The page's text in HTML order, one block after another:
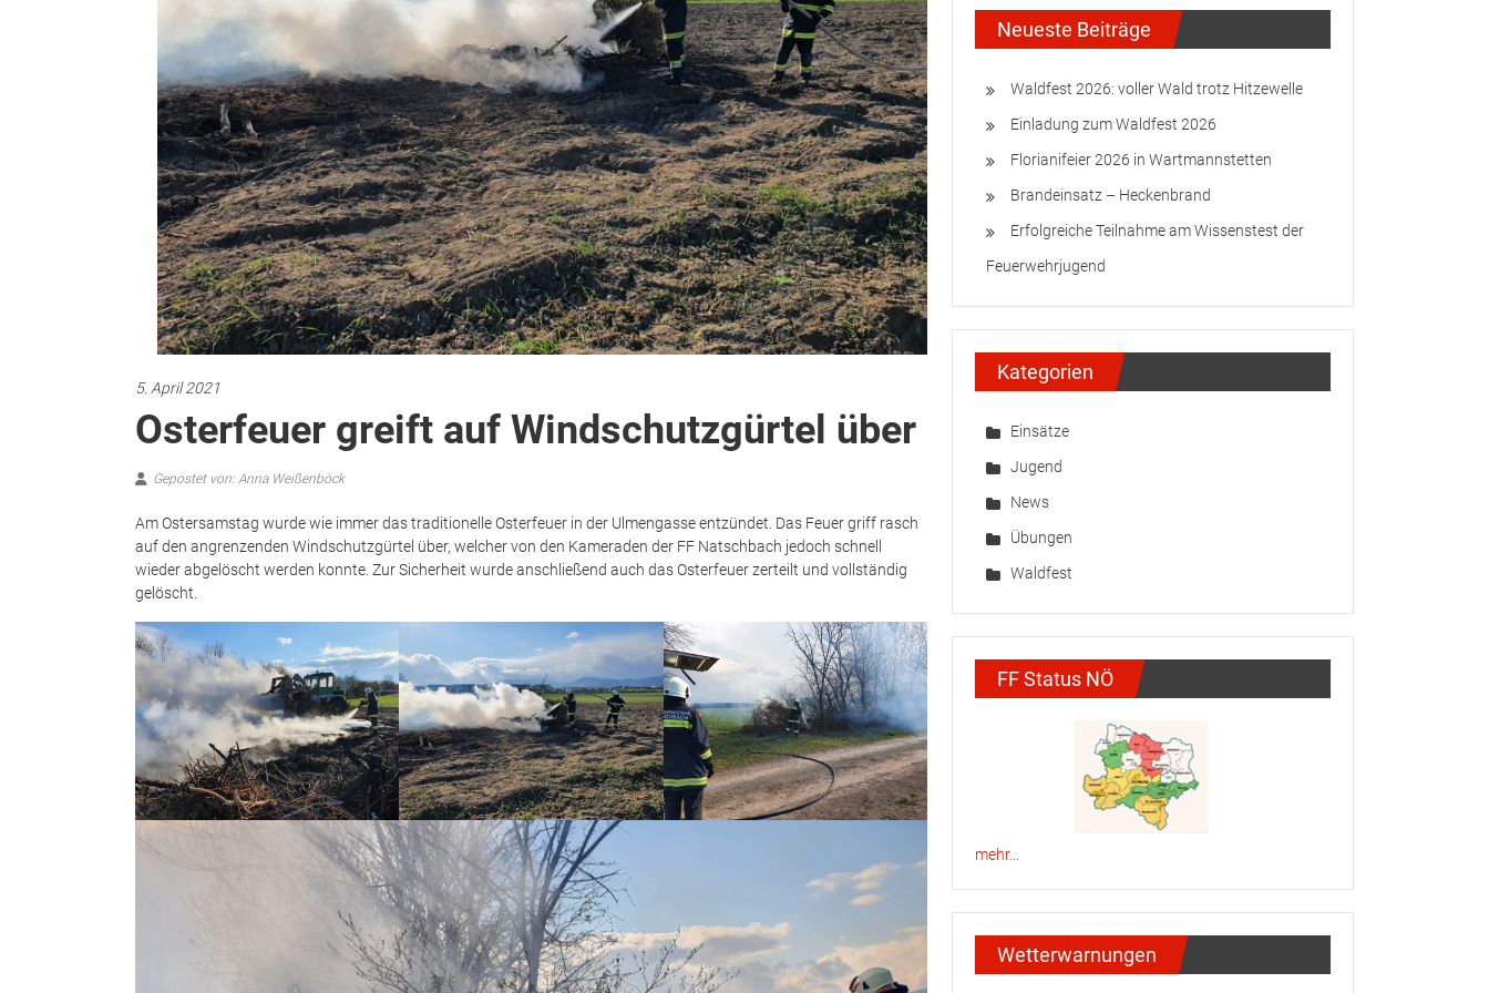
5. April 2021
Osterfeuer greift auf Windschutzgürtel über
Gepostet von: Anna Weißenböck
Am Ostersamstag wurde wie immer das traditionelle Osterfeuer in der Ulmengasse entzündet. Das Feuer griff rasch
auf den angrenzenden Windschutzgürtel über, welcher von den Kameraden der FF Natschbach jedoch schnell
wieder abgelöscht werden konnte. Zur Sicherheit wurde anschließend auch das Osterfeuer zerteilt und vollständig
gelöscht.
Neueste Beiträge
Waldfest 2026: voller Wald trotz Hitzewelle
Einladung zum Waldfest 2026
Florianifeier 2026 in Wartmannstetten
Brandeinsatz – Heckenbrand
Erfolgreiche Teilnahme am Wissenstest der
Feuerwehrjugend
Kategorien
Einsätze
Jugend
News
Übungen
Waldfest
FF Status NÖ
mehr...
Wetterwarnungen